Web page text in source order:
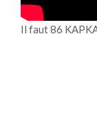
Il faut 86